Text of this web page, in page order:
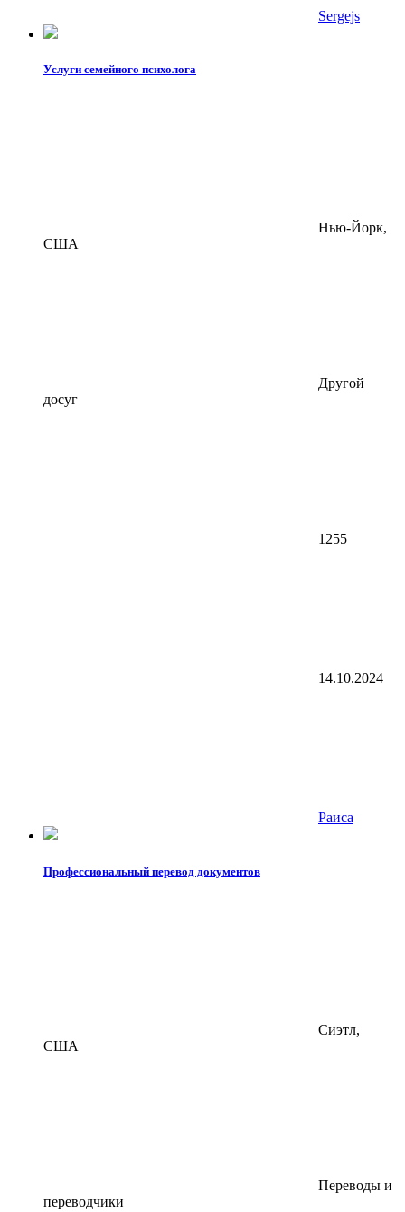
Sergejs
Услуги семейного психолога
Нью-Йорк,
США
Другой
досуг
1255
14.10.2024
Раиса
Профессиональный перевод документов
Сиэтл,
США
Переводы и
переводчики